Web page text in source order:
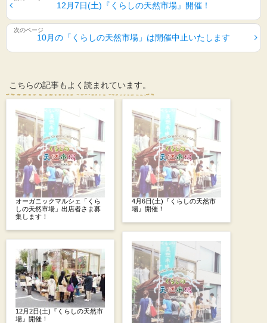
12月7日(土)『くらしの天然市場』開催！
10月の「くらしの天然市場」は開催中止いたします
こちらの記事もよく読まれています。
オーガニックマルシェ「くら
しの天然市場」出店者さま募
集します！
12月2日(土)『くらしの天然市
場』開催！
4月6日(土)『くらしの天然市
場』開催！